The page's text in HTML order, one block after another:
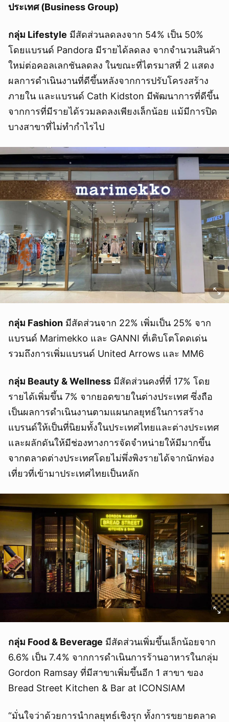
ประเทศ (Business Group)
กลุ่ม Lifestyle มีสัดส่วนลดลงจาก 54% เป็น 50%
โดยแบรนด์ Pandora มีรายได้ลดลง จากจำนวนสินค้า
ใหม่ต่อคอลเลกชันลดลง ในขณะที่ไตรมาสที่ 2 แสดง
ผลการดำเนินงานที่ดีขึ้นหลังจากการปรับโครงสร้าง
ภายใน และแบรนด์ Cath Kidston มีพัฒนาการที่ดีขึ้น
จากการที่มีรายได้รวมลดลงเพียงเล็กน้อย แม้มีการปิด
บางสาขาที่ไม่ทำกำไรไป
กลุ่ม Fashion มีสัดส่วนจาก 22% เพิ่มเป็น 25% จาก
แบรนด์ Marimekko และ GANNI ที่เติบโตโดดเด่น
รวมถึงการเพิ่มแบรนด์ United Arrows และ MM6
กลุ่ม Beauty & Wellness มีสัดส่วนคงที่ที่ 17% โดย
รายได้เพิ่มขึ้น 7% จากยอดขายในต่างประเทศ ซึ่งถือ
เป็นผลการดำเนินงานตามแผนกลยุทธ์ในการสร้าง
แบรนด์ให้เป็นที่นิยมทั้งในประเทศไทยและต่างประเทศ
และผลักดันให้มีช่องทางการจัดจำหน่ายให้มีมากขึ้น
จากตลาดต่างประเทศโดยไม่พึ่งพิงรายได้จากนักท่อง
เที่ยวที่เข้ามาประเทศไทยเป็นหลัก
กลุ่ม Food & Beverage มีสัดส่วนเพิ่มขึ้นเล็กน้อยจาก
6.6% เป็น 7.4% จากการดำเนินการร้านอาหารในกลุ่ม
Gordon Ramsay ที่มีสาขาเพิ่มขึ้นอีก 1 สาขา ของ
Bread Street Kitchen & Bar at ICONSIAM
“มั่นใจว่าด้วยการนำกลยุทธ์เชิงรุก ทั้งการขยายตลาด